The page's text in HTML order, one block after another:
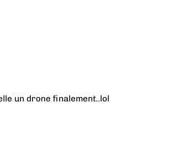
un drone finalement..lol